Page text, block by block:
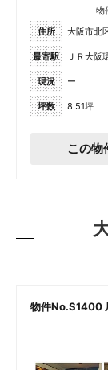
物
住所
大阪市北
最寄駅 ＪＲ大
現況 ー
坪数 8.51坪
この物
物件No.S1400